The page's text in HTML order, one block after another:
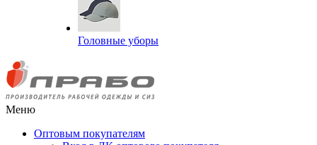
Головные уборы
Меню
Оптовым покупателям